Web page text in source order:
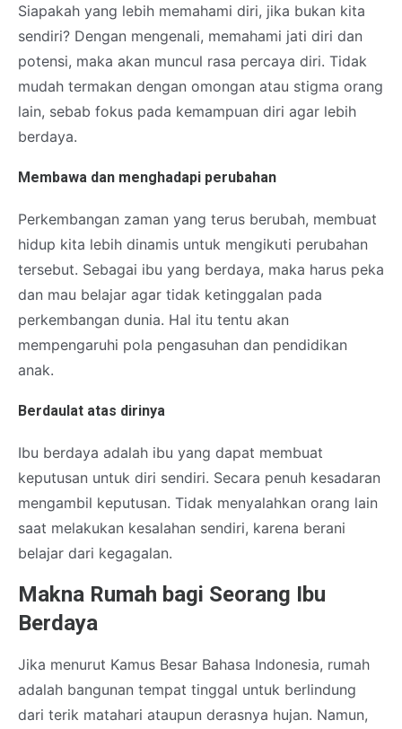
Siapakah yang lebih memahami diri, jika bukan kita
sendiri? Dengan mengenali, memahami jati diri dan
potensi, maka akan muncul rasa percaya diri. Tidak
mudah termakan dengan omongan atau stigma orang
lain, sebab fokus pada kemampuan diri agar lebih
berdaya.
Membawa dan menghadapi perubahan
Perkembangan zaman yang terus berubah, membuat
hidup kita lebih dinamis untuk mengikuti perubahan
tersebut. Sebagai ibu yang berdaya, maka harus peka
dan mau belajar agar tidak ketinggalan pada
perkembangan dunia. Hal itu tentu akan
mempengaruhi pola pengasuhan dan pendidikan
anak.
Berdaulat atas dirinya
Ibu berdaya adalah ibu yang dapat membuat
keputusan untuk diri sendiri. Secara penuh kesadaran
mengambil keputusan. Tidak menyalahkan orang lain
saat melakukan kesalahan sendiri, karena berani
belajar dari kegagalan.
Makna Rumah bagi Seorang Ibu
Berdaya
Jika menurut Kamus Besar Bahasa Indonesia, rumah
adalah bangunan tempat tinggal untuk berlindung
dari terik matahari ataupun derasnya hujan. Namun,